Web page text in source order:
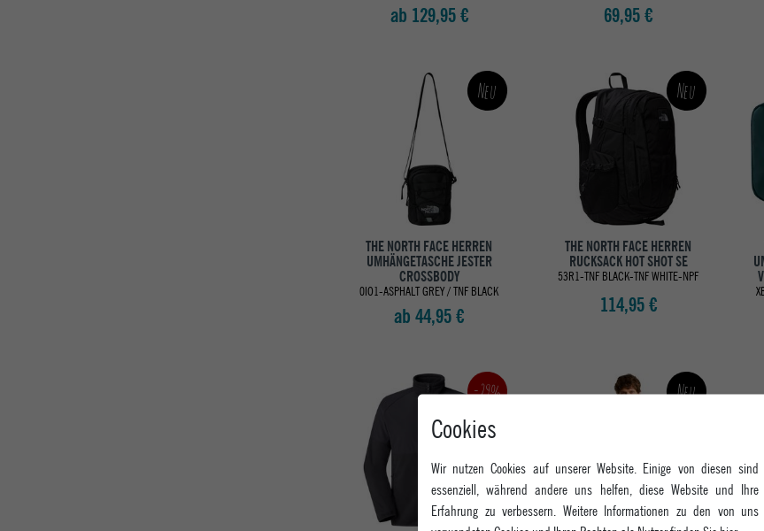
ab 129,95 € 69,95 €
Neu
THE NORTH FACE HERREN
UMHÄNGETASCHE JESTER
CROSSBODY
0IO1-ASPHALT GREY / TNF BLACK
ab 44,95 €
Neu
THE NORTH FACE HERREN
RUCKSACK HOT SHOT SE
53R1-TNF BLACK-TNF WHITE-NPF
114,95 €
-29% Neu
Cookies
Wir nutzen Cookies auf unserer Website. Einige von diesen sind
essenziell, während andere uns helfen, diese Website und Ihre
Erfahrung zu verbessern. Weitere Informationen zu den von uns